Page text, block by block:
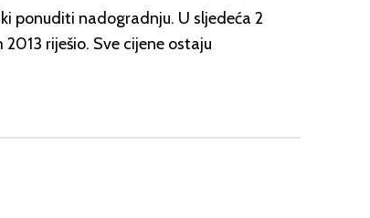
ponuditi nadogradnju. U sljedeća 2
riješio. Sve cijene ostaju